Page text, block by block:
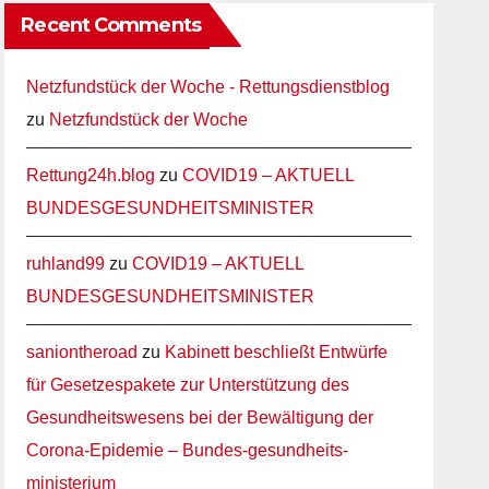
Recent Comments
Netzfundstück der Woche - Rettungsdienstblog
zu Netzfundstück der Woche
Rettung24h.blog zuCOVID19 – AKTUELL
BUNDESGESUNDHEITSMINISTER
ruhland99 zuCOVID19 – AKTUELL
BUNDESGESUNDHEITSMINISTER
saniontheroad zu Kabinett beschließt Entwürfe
für Gesetzespakete zur Unterstützung des
Gesundheitswesens bei der Bewältigung der
Corona-Epidemie – Bundes-gesundheits-
ministerium